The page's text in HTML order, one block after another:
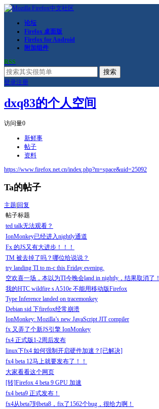
论坛
Firefox 桌面版
Firefox for Android
附加组件
RSS
搜索
登录注册
dxq83的个人空间
访问量0
新鲜事
帖子
资料
https://www.firefox.net.cn/index.php?m=space&uid=25092
Ta的帖子
主题 回复
帖子标题
ted talk无法观看？
IonMonkey已经进入nightly通道
Fx 的JS又有大进步！！！
TM 被去掉了吗？哪位给说说？
try landing TI to m-c this Friday evening.
空欢喜一场，本以为TI今晚会land in nightly，结果取消了！
我的HTC wildfire s A510e 不能用移动版Firefox
Type Inference landed on tracemonkey
Debian sid 下firefox经常崩溃
IonMonkey: Mozilla’s new JavaScript JIT compiler
fx 又弄了个新JS引擎 IonMonkey
fx4 正式版1-2周后发布
linux下fx4 如何强制开启硬件加速？[已解决]
fx4 beta 12马上就要发布了！！
大家看看这个网页
[转]Firefox 4 beta 9 GPU 加速
fx4 beta9 正式发布！
fx4从beta7到beta8，fix了1562个bug，很给力啊！